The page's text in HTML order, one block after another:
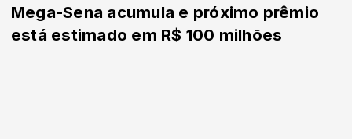
Mega-Sena acumula e próximo prêmio
está estimado em R$ 100 milhões